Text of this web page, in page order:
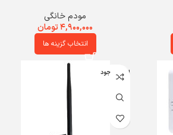
مودم خانگی
۴,۹۰۰,۰۰۰تومان
انتخاب گزینه ها
اتمام موجود
ی